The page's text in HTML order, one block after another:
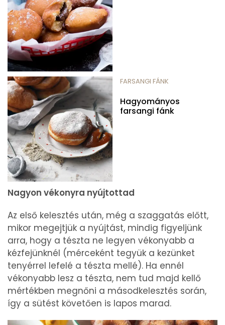
FARSANGI FÁNK
Hagyományos
farsangi fánk
Nagyon vékonyra nyújtottad
Az első kelesztés után, még a szaggatás előtt,
mikor megejtjük a nyújtást, mindig figyeljünk
arra, hogy a tészta ne legyen vékonyabb a
kézfejünknél (mérceként tegyük a kezünket
tenyérrel lefelé a tészta mellé). Ha ennél
vékonyabb lesz a tészta, nem tud majd kellő
mértékben megnőni a másodkelesztés során,
így a sütést követően is lapos marad.